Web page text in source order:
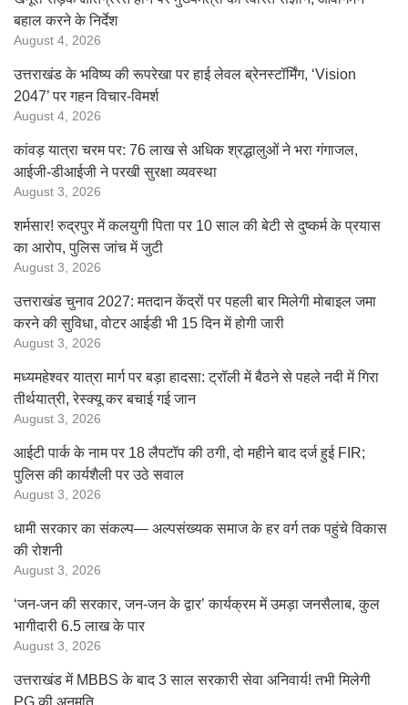
बहाल करने के निर्देश
August 4, 2026
उत्तराखंड के भविष्य की रूपरेखा पर हाई लेवल ब्रेनस्टॉर्मिंग, ‘Vision
2047’ पर गहन विचार-विमर्श
August 4, 2026
कांवड़ यात्रा चरम पर: 76 लाख से अधिक श्रद्धालुओं ने भरा गंगाजल,
आईजी-डीआईजी ने परखी सुरक्षा व्यवस्था
August 3, 2026
शर्मसार! रुद्रपुर में कलयुगी पिता पर 10 साल की बेटी से दुष्कर्म के प्रयास
का आरोप, पुलिस जांच में जुटी
August 3, 2026
उत्तराखंड चुनाव 2027: मतदान केंद्रों पर पहली बार मिलेगी मोबाइल जमा
करने की सुविधा, वोटर आईडी भी 15 दिन में होगी जारी
August 3, 2026
मध्यमहेश्वर यात्रा मार्ग पर बड़ा हादसा: ट्रॉली में बैठने से पहले नदी में गिरा
तीर्थयात्री, रेस्क्यू कर बचाई गई जान
August 3, 2026
आईटी पार्क के नाम पर 18 लैपटॉप की ठगी, दो महीने बाद दर्ज हुई FIR;
पुलिस की कार्यशैली पर उठे सवाल
August 3, 2026
धामी सरकार का संकल्प— अल्पसंख्यक समाज के हर वर्ग तक पहुंचे विकास
की रोशनी
August 3, 2026
‘जन-जन की सरकार, जन-जन के द्वार’ कार्यक्रम में उमड़ा जनसैलाब, कुल
भागीदारी 6.5 लाख के पार
August 3, 2026
उत्तराखंड में MBBS के बाद 3 साल सरकारी सेवा अनिवार्य! तभी मिलेगी
PG की अनुमति